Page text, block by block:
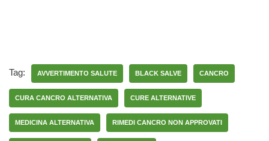
Tag: AVVERTIMENTO SALUTE BLACK SALVE CANCRO
CURA CANCRO ALTERNATIVA CURE ALTERNATIVE
MEDICINA ALTERNATIVA RIMEDI CANCRO NON APPROVATI